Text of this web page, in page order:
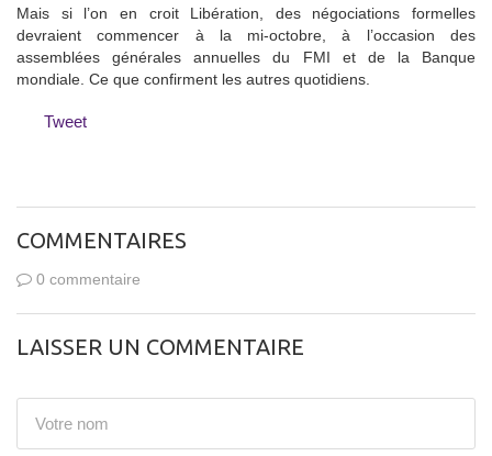
Mais si l’on en croit Libération, des négociations formelles
devraient commencer à la mi-octobre, à l’occasion des
assemblées générales annuelles du FMI et de la Banque
mondiale. Ce que confirment les autres quotidiens.
Tweet
COMMENTAIRES
0 commentaire
LAISSER UN COMMENTAIRE